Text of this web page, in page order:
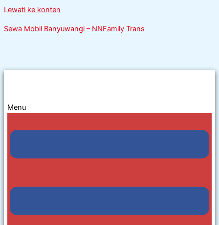
Lewati ke konten
Sewa Mobil Banyuwangi – NNFamily Trans
Menu